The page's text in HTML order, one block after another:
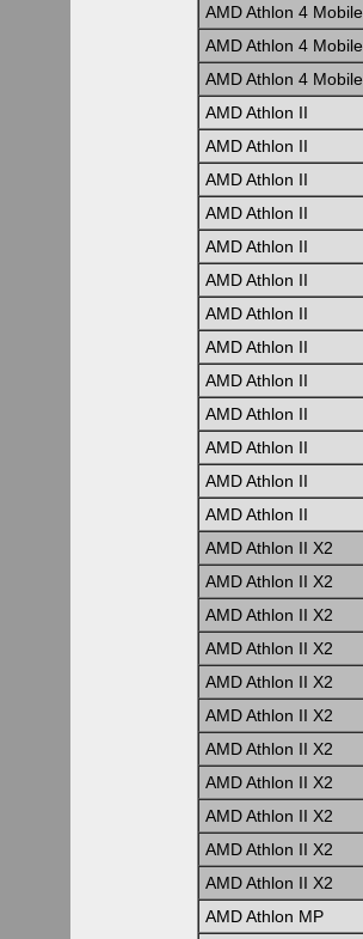
AMD Athlon 4 Mobile
AMD Athlon 4 Mobile
AMD Athlon 4 Mobile
AMD Athlon II
AMD Athlon II
AMD Athlon II
AMD Athlon II
AMD Athlon II
AMD Athlon II
AMD Athlon II
AMD Athlon II
AMD Athlon II
AMD Athlon II
AMD Athlon II
AMD Athlon II
AMD Athlon II
AMD Athlon II X2
AMD Athlon II X2
AMD Athlon II X2
AMD Athlon II X2
AMD Athlon II X2
AMD Athlon II X2
AMD Athlon II X2
AMD Athlon II X2
AMD Athlon II X2
AMD Athlon II X2
AMD Athlon II X2
AMD Athlon MP